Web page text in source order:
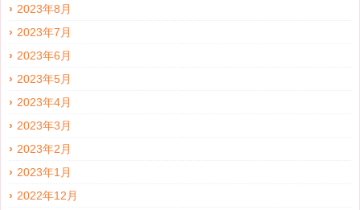
2023年8月
2023年7月
2023年6月
2023年5月
2023年4月
2023年3月
2023年2月
2023年1月
2022年12月